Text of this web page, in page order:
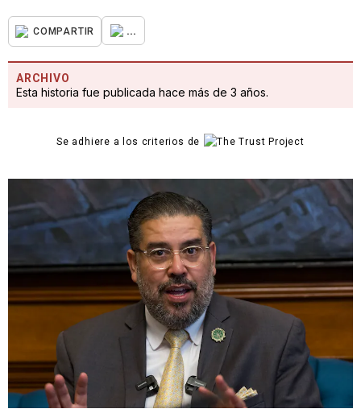
COMPARTIR ...
ARCHIVO
Esta historia fue publicada hace más de 3 años.
Se adhiere a los criterios de